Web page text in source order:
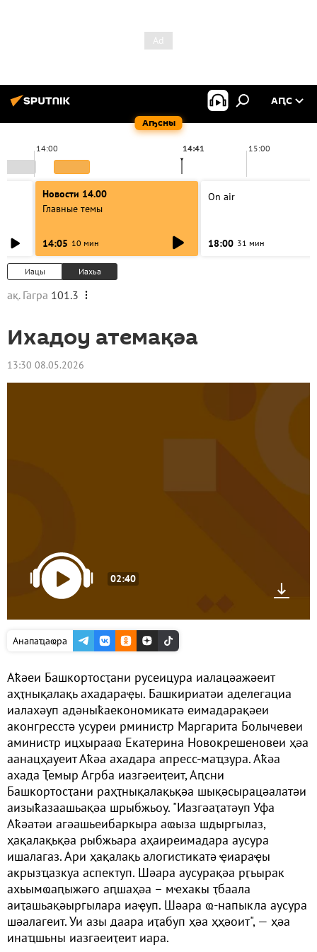
Аҧсны
АԤС
14:00 15:00
14:41
Новости 14.00
Главные темы
14:05 10 мин
On air
18:00 31 мин
Иацы Иахьа
ақ. Гагра 101.3
Ихадоу атемақәа
13:30 08.05.2026
02:40
Анапаҵаҩра
Аҟәеи Башкортосҭани русеицура иалацәажәеит
аҳҭнықалақь ахадараҿы. Башкириатәи аделегациа
иалахәуп адәныҟаекономикатә еимадарақәеи
аконгресстә усуреи рминистр Маргарита Болычевеи
аминистр ицхырааҩ Екатерина Новокрешеновеи ҳәа
аанацҳауеит Аҟәа ахадара апресс-маҵзура. Аҟәа
ахада Ҭемыр Агрба иазгәеиҭеит, Аԥсни
Башкортосҭани раҳҭнықалақьқәа шықәсырацәалатәи
аизыҟазаашьақәа шрыбжьоу. "Иазгәаҭатәуп Уфа
Аҟәатәи агәашьеибаркыра аҩыза шдыргылаз,
ҳақалақьқәа рыбжьара аҳаиреимадара аусура
ишалагаз. Ари ҳақалақь алогистикатә ҿиараҿы
акрызҵазкуа аспектуп. Шәара аусурақәа рӷьырак
ахьымҩаԥыжәго аԥшаҳәа – мҽхакы ҭбаала
аиҭашьақәыргылара иаҿуп. Шәара ҩ-напыкла аусура
шәалагеит. Уи азы даара иҭабуп ҳәа ҳҳәоит", — ҳәа
инаҵшьны иазгәеиҭеит иара.